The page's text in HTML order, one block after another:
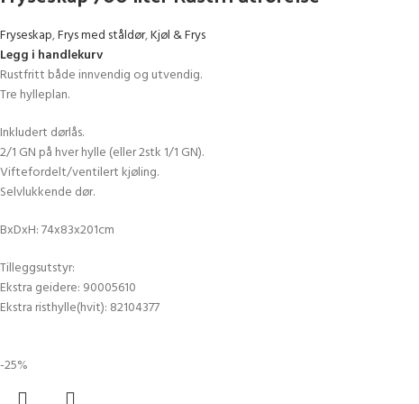
Fryseskap,Frys med ståldør,Kjøl & Frys
Legg i handlekurv
Rustfritt både innvendig og utvendig.
Tre hylleplan.
Inkludert dørlås.
2/1 GN på hver hylle (eller 2stk 1/1 GN).
Viftefordelt/ventilert kjøling.
Selvlukkende dør.
BxDxH: 74x83x201cm
Tilleggsutstyr:
Ekstra geidere: 90005610
Ekstra risthylle(hvit): 82104377
-25%